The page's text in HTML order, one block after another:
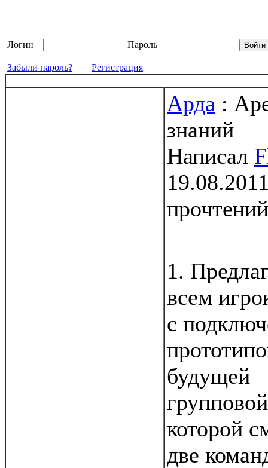
Логин Пароль
Забыли пароль? Регистрация
Арда :
знаний
Написал
прочтений
1.
всем
с
будущей
которой
две